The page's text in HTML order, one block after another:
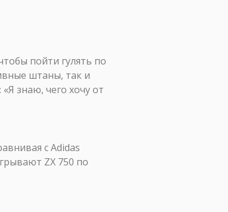
пойти гулять по
штаны, так и
знаю, чего хочу от
с Adidas
ZX 750 по